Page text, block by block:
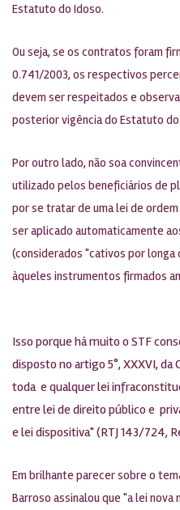
Estatuto do Idoso.
Ou seja, se os contratos foram
0.741/2003, os respectivos
devem ser respeitados e
posterior vigência do Estatuto do
Por outro lado, não soa
utilizado pelos beneficiários de
por se tratar de uma lei de
ser aplicado automaticamente
(considerados "cativos por longa
àqueles instrumentos firmados
Isso porque há muito o STF
disposto no artigo 5°, XXXVI, da
toda e qualquer lei
entre lei de direito público e
e lei dispositiva" (RTJ 143/724,
Em brilhante parecer sobre o
Barroso assinalou que "a lei